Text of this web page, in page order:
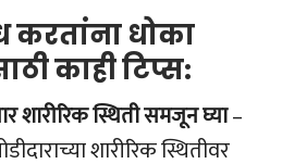
करतांना धोका
काही टिप्स:
स्थिती समजून घ्या–
शारीरिक स्थितीवर